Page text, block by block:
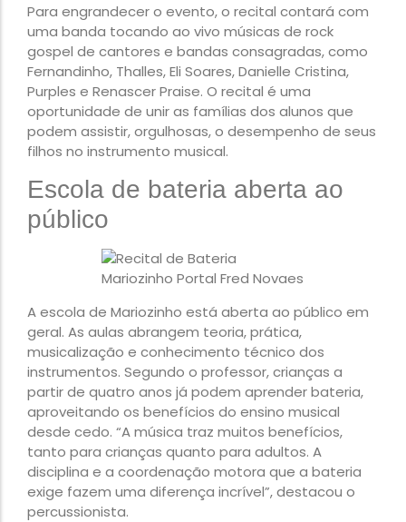
Para engrandecer o evento, o recital contará com
uma banda tocando ao vivo músicas de rock
gospel de cantores e bandas consagradas, como
Fernandinho, Thalles, Eli Soares, Danielle Cristina,
Purples e Renascer Praise. O recital é uma
oportunidade de unir as famílias dos alunos que
podem assistir, orgulhosas, o desempenho de seus
filhos no instrumento musical.
Escola de bateria aberta ao
público
A escola de Mariozinho está aberta ao público em
geral. As aulas abrangem teoria, prática,
musicalização e conhecimento técnico dos
instrumentos. Segundo o professor, crianças a
partir de quatro anos já podem aprender bateria,
aproveitando os benefícios do ensino musical
desde cedo. “A música traz muitos benefícios,
tanto para crianças quanto para adultos. A
disciplina e a coordenação motora que a bateria
exige fazem uma diferença incrível”, destacou o
percussionista.